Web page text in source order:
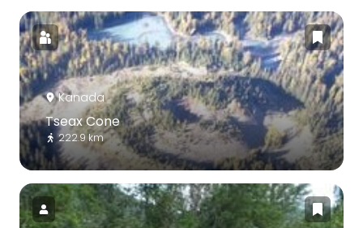
Kanada
Tseax Cone
222.9 km